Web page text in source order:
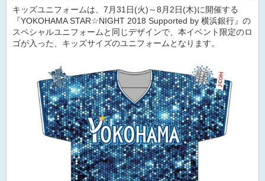
キッズユニフォームは、7月31日(火)～8月2日(木)に開催する
『YOKOHAMA STAR☆NIGHT 2018 Supported by 横浜銀行』の
スペシャルユニフォームと同じデザインで、本イベント限定のロ
ゴが入った、キッズサイズのユニフォームとなります。